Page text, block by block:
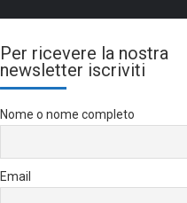
Per ricevere la nostra
newsletter iscriviti
Nome o nome completo
Email